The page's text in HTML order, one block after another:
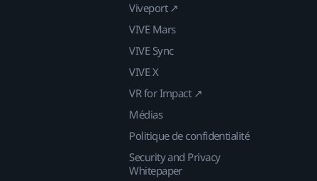
Viveport ↗
VIVE Mars
VIVE Sync
VIVE X
VR for Impact ↗
Médias
Politique de confidentialité
Security and Privacy
Whitepaper